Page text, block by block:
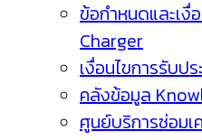
ข้อกำหนดและเงื่
Charger
เงื่อนไขการรับป
คลังข้อมูล
ศูนย์บริการซ่อม